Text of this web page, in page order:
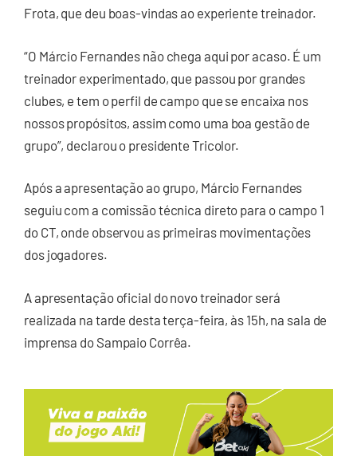
Frota, que deu boas-vindas ao experiente treinador.
“O Márcio Fernandes não chega aqui por acaso. É um
treinador experimentado, que passou por grandes
clubes, e tem o perfil de campo que se encaixa nos
nossos propósitos, assim como uma boa gestão de
grupo”, declarou o presidente Tricolor.
Após a apresentação ao grupo, Márcio Fernandes
seguiu com a comissão técnica direto para o campo 1
do CT, onde observou as primeiras movimentações
dos jogadores.
A apresentação oficial do novo treinador será
realizada na tarde desta terça-feira, às 15h, na sala de
imprensa do Sampaio Corrêa.